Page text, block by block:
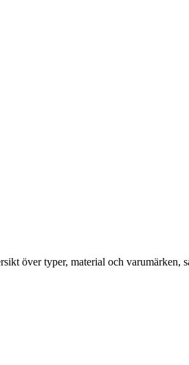
över typer, material och varumärken,